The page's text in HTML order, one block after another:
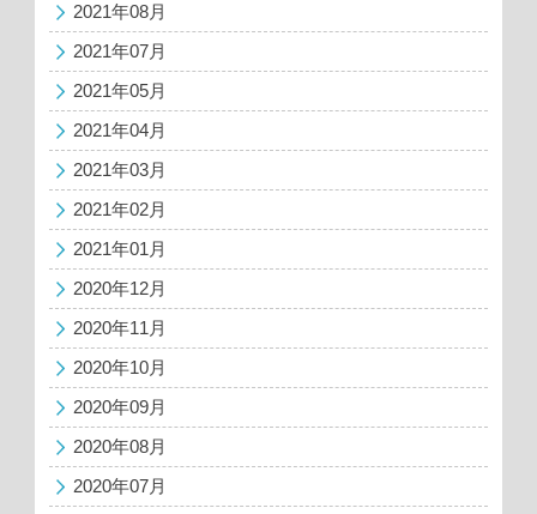
2021年08月
2021年07月
2021年05月
2021年04月
2021年03月
2021年02月
2021年01月
2020年12月
2020年11月
2020年10月
2020年09月
2020年08月
2020年07月